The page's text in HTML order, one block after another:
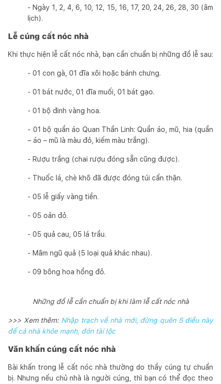
- Ngày 1, 2, 4, 6, 10, 12, 15, 16, 17, 20, 24, 26, 28, 30 (âm
lịch).
Lễ cúng cất nóc nhà
Khi thực hiện lễ cất nóc nhà, bạn cần chuẩn bị những đồ lễ sau:
- 01 con gà, 01 đĩa xôi hoặc bánh chưng.
- 01 bát nước, 01 đĩa muối, 01 bát gạo.
- 01 bộ đinh vàng hoa.
- 01 bộ quần áo Quan Thần Linh: Quần áo, mũ, hia (quần
– áo – mũ là màu đỏ, kiếm màu trắng).
- Rượu trắng (chai rượu đóng sẵn cũng được).
- Thuốc lá, chè khô đã được đóng túi cẩn thận.
- 05 lễ giấy vàng tiền.
- 05 oản đỏ.
- 05 quả cau, 05 lá trầu.
- Mâm ngũ quả (5 loại quả khác nhau).
- 09 bông hoa hồng đỏ.
Những đồ lễ cần chuẩn bị khi làm lễ cất nóc nhà
>>> Xem thêm: Nhập trạch về nhà mới, đừng quên 5 điều này
để cả nhà khỏe mạnh, đón tài lộc
Văn khấn cúng cất nóc nhà
Bài khấn trong lễ cất nóc nhà thường do thầy cúng tự chuẩn
bị. Nhưng nếu chủ nhà là người cúng, thì bạn có thể đọc theo